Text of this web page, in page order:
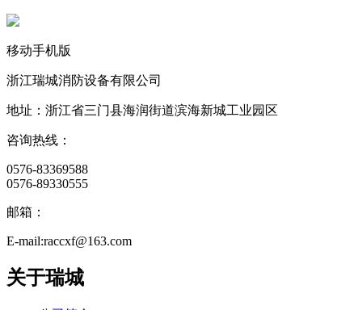
移动手机版
浙江瑞城消防设备有限公司
地址：浙江省三门县海润街道滨海新城工业园区
咨询热线：
0576-83369588
0576-89330555
邮箱：
E-mail:raccxf@163.com
关于瑞城